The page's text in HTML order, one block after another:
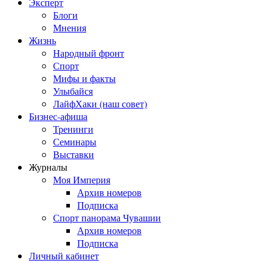
Блоги
Мнения
Жизнь
Народный фронт
Спорт
Мифы и факты
Улыбайся
ЛайфХаки (наш совет)
Бизнес-афиша
Тренинги
Семинары
Выставки
Журналы
Моя Империя
Архив номеров
Подписка
Спорт панорама Чувашии
Архив номеров
Подписка
Личный кабинет